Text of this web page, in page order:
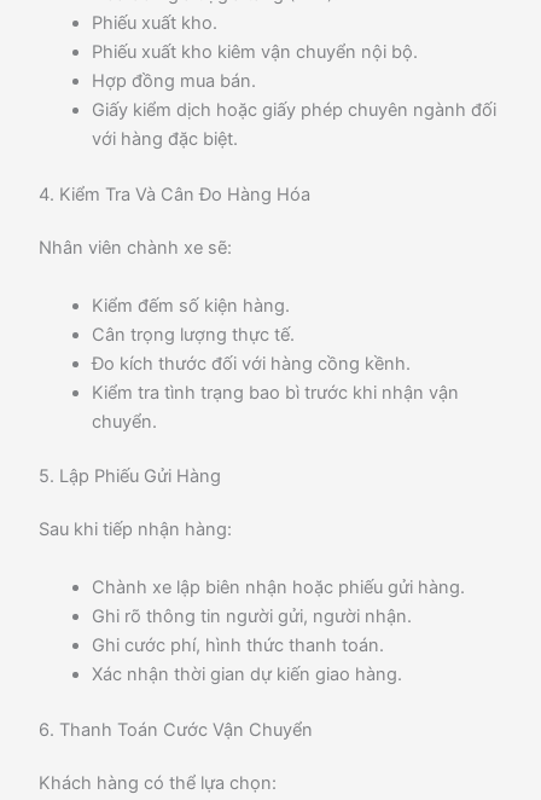
Phiếu xuất kho.
Phiếu xuất kho kiêm vận chuyển nội bộ.
Hợp đồng mua bán.
Giấy kiểm dịch hoặc giấy phép chuyên ngành đối
với hàng đặc biệt.
4. Kiểm Tra Và Cân Đo Hàng Hóa
Nhân viên chành xe sẽ:
Kiểm đếm số kiện hàng.
Cân trọng lượng thực tế.
Đo kích thước đối với hàng cồng kềnh.
Kiểm tra tình trạng bao bì trước khi nhận vận
chuyển.
5. Lập Phiếu Gửi Hàng
Sau khi tiếp nhận hàng:
Chành xe lập biên nhận hoặc phiếu gửi hàng.
Ghi rõ thông tin người gửi, người nhận.
Ghi cước phí, hình thức thanh toán.
Xác nhận thời gian dự kiến giao hàng.
6. Thanh Toán Cước Vận Chuyển
Khách hàng có thể lựa chọn: